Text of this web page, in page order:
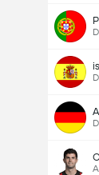
Altında